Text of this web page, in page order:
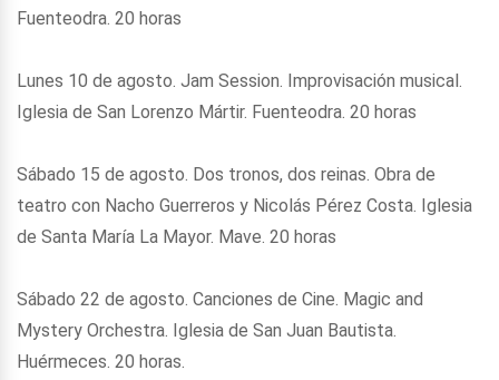
Fuenteodra. 20 horas
Lunes 10 de agosto. Jam Session. Improvisación musical.
Iglesia de San Lorenzo Mártir. Fuenteodra. 20 horas
Sábado 15 de agosto. Dos tronos, dos reinas. Obra de
teatro con Nacho Guerreros y Nicolás Pérez Costa. Iglesia
de Santa María La Mayor. Mave. 20 horas
Sábado 22 de agosto. Canciones de Cine. Magic and
Mystery Orchestra. Iglesia de San Juan Bautista.
Huérmeces. 20 horas.